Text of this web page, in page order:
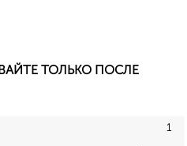
ТОЛЬКО ПОСЛЕ
1